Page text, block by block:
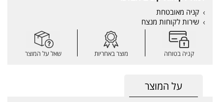
קניה מאובטחת
שירות לקוחות מנצח
קניה בטוחה מוצר באחריות שאל על המוצר
על המוצר